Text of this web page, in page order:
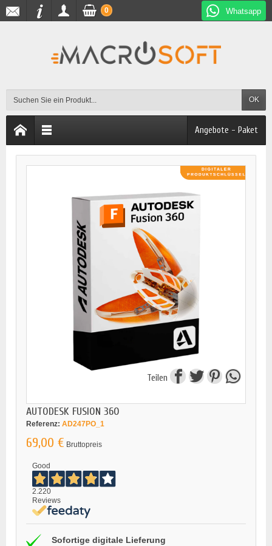
Whatsapp
OK
0
Angebote - Paket
Teilen
AUTODESK FUSION 360
Referenz: AD247PO_1
69,00 € Bruttopreis
Good
2.220
Reviews
Sofortige digitale Lieferung